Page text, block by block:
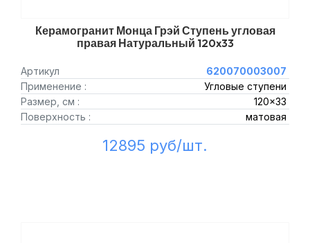
Керамогранит Монца Грэй Ступень угловая
правая Натуральный 120x33
Артикул
620070003007
Применение :
Угловые ступени
Размер, см :
120x33
Поверхность :
матовая
12895 руб/шт.